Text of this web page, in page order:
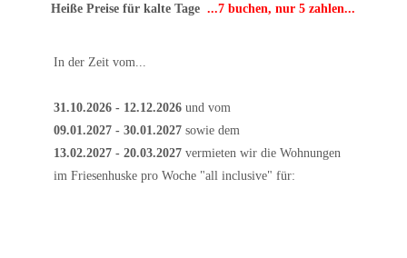
Heiße Preise für kalte Tage...7 buchen, nur 5 zahlen...
In der Zeit vom...
31.10.2026 - 12.12.2026 und vom
09.01.2027 - 30.01.2027 sowie dem
13.02.2027 - 20.03.2027 vermieten wir die Wohnungen
im Friesenhuske pro Woche "all inclusive" für: